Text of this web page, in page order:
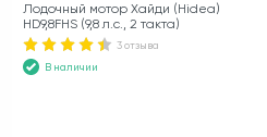
Лодочный мотор Хайди (Hidea)
HD9,8FHS (9,8 л.с., 2 такта)
3 отзыва
В наличии